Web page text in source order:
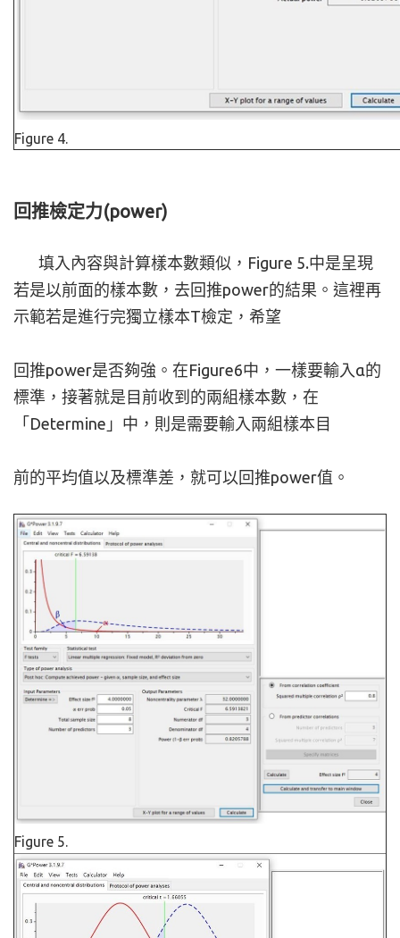
Figure 4.
回推檢定力(power)
填入內容與計算樣本數類似，Figure 5.中是呈現
若是以前面的樣本數，去回推power的結果。這裡再
示範若是進行完獨立樣本T檢定，希望
回推power是否夠強。在Figure6中，一樣要輸入α的
標準，接著就是目前收到的兩組樣本數，在
「Determine」中，則是需要輸入兩組樣本目
前的平均值以及標準差，就可以回推power值。
Figure 5.